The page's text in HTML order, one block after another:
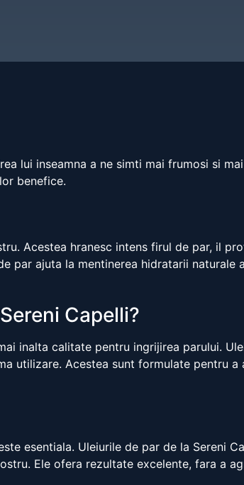
lui inseamna a ne simti mai frumosi si
benefice.
Acestea hranesc intens firul de par, il
par ajuta la mentinerea hidratarii
Capelli?
inalta calitate pentru ingrijirea parului.
utilizare. Acestea sunt formulate pentru a
esentiala. Uleiurile de par de la Sereni
Ele ofera rezultate excelente, fara a